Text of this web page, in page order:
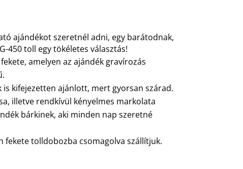
ajándékot szeretnél adni, egy barátodnak,
450 toll egy tökéletes választás!
amelyen az ajándék gravírozás
is kifejezetten ajánlott, mert gyorsan szárad.
illetve rendkívül kényelmes markolata
bárkinek, aki minden nap szeretné
fekete tolldobozba csomagolva szállítjuk.